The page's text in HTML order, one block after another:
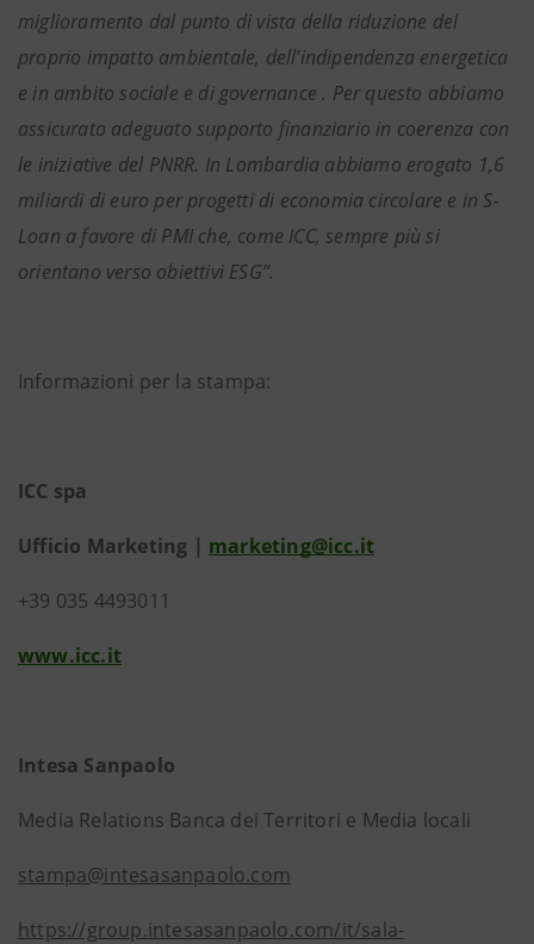
miglioramento dal punto di vista della riduzione del
proprio impatto ambientale, dell’indipendenza energetica
e in ambito sociale e di governance . Per questo abbiamo
assicurato adeguato supporto finanziario in coerenza con
le iniziative del PNRR. In Lombardia abbiamo erogato 1,6
miliardi di euro per progetti di economia circolare e in S-
Loan a favore di PMI che, come ICC, sempre più si
orientano verso obiettivi ESG”.
Informazioni per la stampa:
ICC spa
Ufficio Marketing | marketing@icc.it
+39 035 4493011
www.icc.it
Intesa Sanpaolo
Media Relations Banca dei Territori e Media locali
stampa@intesasanpaolo.com
https://group.intesasanpaolo.com/it/sala-